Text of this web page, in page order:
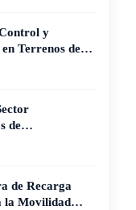
y
Terrenos de
N° 10942)
de
(Ley N° 10907)
de Recarga
la Movilidad